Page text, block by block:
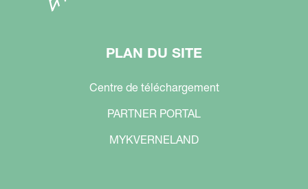
PLAN DU SITE
Centre de téléchargement
PARTNER PORTAL
MYKVERNELAND